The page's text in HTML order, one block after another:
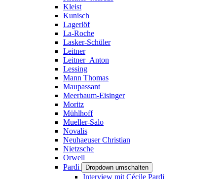
Kleist
Kunisch
Lagerlöf
La-Roche
Lasker-Schüler
Leitner
Leitner_Anton
Lessing
Mann Thomas
Maupassant
Meerbaum-Eisinger
Moritz
Mühlhoff
Mueller-Salo
Novalis
Neuhaeuser Christian
Nietzsche
Orwell
Pardi
Dropdown umschalten
Interview mit Cécile Pardi